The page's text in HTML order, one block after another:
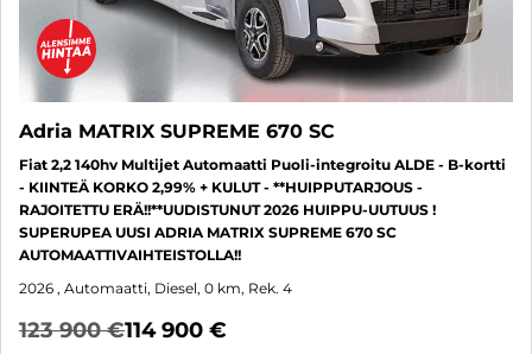
Adria MATRIX SUPREME 670 SC
Fiat 2,2 140hv Multijet Automaatti Puoli-integroitu ALDE - B-kortti
- KIINTEÄ KORKO 2,99% + KULUT - **HUIPPUTARJOUS -
RAJOITETTU ERÄ!!**UUDISTUNUT 2026 HUIPPU-UUTUUS !
SUPERUPEA UUSI ADRIA MATRIX SUPREME 670 SC
AUTOMAATTIVAIHTEISTOLLA!!
2026 , Automaatti, Diesel, 0 km, Rek. 4
123 900 €114 900 €